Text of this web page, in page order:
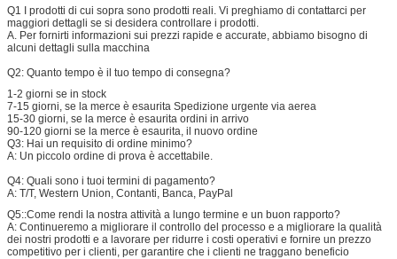
Q1 I prodotti di cui sopra sono prodotti reali. Vi preghiamo di contattarci per
maggiori dettagli se si desidera controllare i prodotti.
A. Per fornirti informazioni sui prezzi rapide e accurate, abbiamo bisogno di
alcuni dettagli sulla macchina
Q2: Quanto tempo è il tuo tempo di consegna?
1-2 giorni se in stock
7-15 giorni, se la merce è esaurita Spedizione urgente via aerea
15-30 giorni, se la merce è esaurita ordini in arrivo
90-120 giorni se la merce è esaurita, il nuovo ordine
Q3: Hai un requisito di ordine minimo?
A: Un piccolo ordine di prova è accettabile.
Q4: Quali sono i tuoi termini di pagamento?
A: T/T, Western Union, Contanti, Banca, PayPal
Q5::Come rendi la nostra attività a lungo termine e un buon rapporto?
A: Continueremo a migliorare il controllo del processo e a migliorare la qualità
dei nostri prodotti e a lavorare per ridurre i costi operativi e fornire un prezzo
competitivo per i clienti, per garantire che i clienti ne traggano beneficio